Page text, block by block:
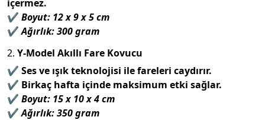
içermez.
✔️ Boyut: 12 x 9 x 5 cm
✔️Ağırlık: 300 gram
2. Y-Model Akıllı Fare Kovucu
✔️ Ses ve ışık teknolojisi ile fareleri caydırır.
✔️ Birkaç hafta içinde maksimum etki sağlar.
✔️ Boyut: 15 x 10 x 4 cm
✔️Ağırlık: 350 gram